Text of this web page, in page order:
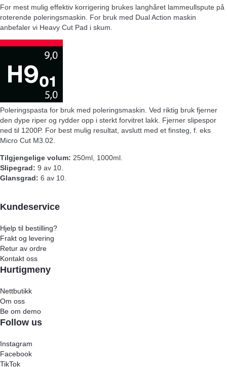
For mest mulig effektiv korrigering brukes langhåret lammeullspute på
roterende poleringsmaskin. For bruk med Dual Action maskin
anbefaler vi Heavy Cut Pad i skum.
Poleringspasta for bruk med poleringsmaskin. Ved riktig bruk fjerner
den dype riper og rydder opp i sterkt forvitret lakk. Fjerner slipespor
ned til 1200P. For best mulig resultat, avslutt med et finsteg, f. eks
Micro Cut M3.02.
Tilgjengelige volum: 250ml, 1000ml.
Slipegrad: 9 av 10.
Glansgrad: 6 av 10.
Kundeservice
Hjelp til bestilling?
Frakt og levering
Retur av ordre
Kontakt oss
Hurtigmeny
Nettbutikk
Om oss
Be om demo
Follow us
Instagram
Facebook
TikTok